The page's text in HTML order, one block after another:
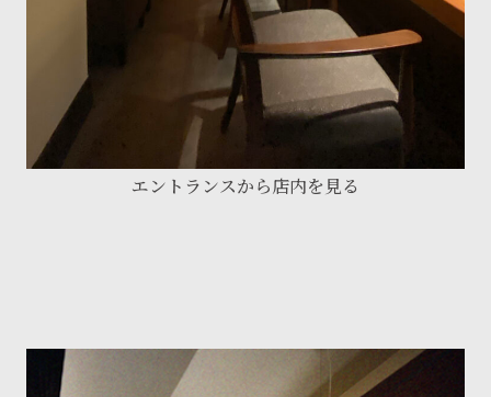
エントランスから店内を見る